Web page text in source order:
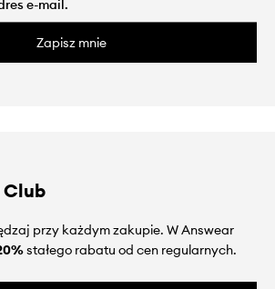
Zapisz mnie
przy każdym zakupie. W Answear
stałego rabatu od cen regularnych.